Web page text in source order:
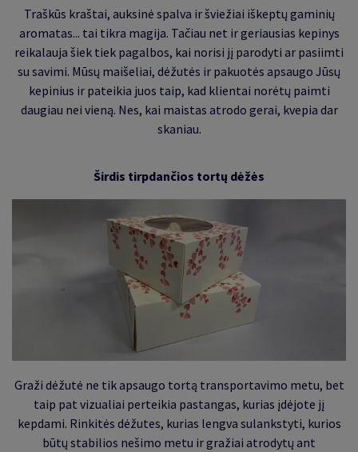
Traškūs kraštai, auksinė spalva ir šviežiai iškeptų gaminių
aromatas... tai tikra magija. Tačiau net ir geriausias kepinys
reikalauja šiek tiek pagalbos, kai norisi jį parodyti ar pasiimti
su savimi. Mūsų maišeliai, dėžutės ir pakuotės apsaugo Jūsų
kepinius ir pateikia juos taip, kad klientai norėtų paimti
daugiau nei vieną. Nes, kai maistas atrodo gerai, kvepia dar
skaniau.
Širdis tirpdančios tortų dėžės
Graži dėžutė ne tik apsaugo tortą transportavimo metu, bet
taip pat vizualiai perteikia pastangas, kurias įdėjote jį
kepdami. Rinkitės dėžutes, kurias lengva sulankstyti, kurios
būtų stabilios nešimo metu ir gražiai atrodytų ant